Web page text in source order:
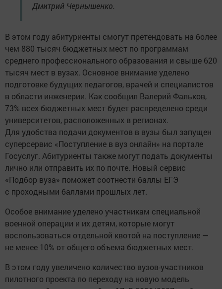
Дмитрий Чернышенко.
В этом году абитуриенты смогут претендовать на более
чем 880 тысяч бюджетных мест по программам
среднего профессионального образования и свыше 620
тысяч мест в вузах. Основное внимание уделено
подготовке будущих педагогов, врачей и специалистов
в области инженерии. Как сообщил Валерий Фальков,
73% всех бюджетных мест будет распределено среди
университетов, расположенных в регионах.
Для удобства подачи документов в вузы был запущен
суперсервис «Поступление в вуз онлайн» на портале
Госуслуг. Абитуриенты также могут подать документы
лично или отправить их по почте. Новый сервис
«Подбор вуза» поможет соотнести баллы ЕГЭ
с проходными баллами прошлых лет.
Особое внимание уделено участникам специальной
военной операции и их детям, которые могут
воспользоваться отдельной квотой на поступление —
не менее 10% от общего объема бюджетных мест.
В этом году увеличено количество вузов-участников
пилотного проекта по переходу на новую модель